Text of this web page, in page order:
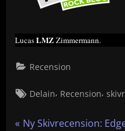
LucasLMZZimmermann.
Recension
Tags:
Delain, Recension,
P
Ny Skivrecension: